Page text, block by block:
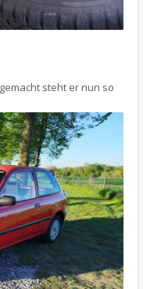
steht er nun so